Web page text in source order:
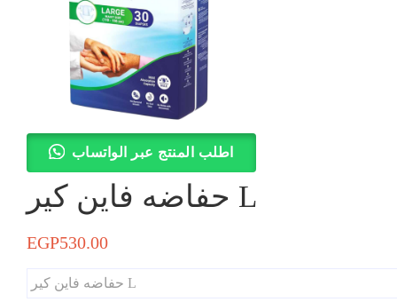
اطلب المنتج عبر الواتساب
حفاضه فاين كير L
EGP530.00
حفاضه فاين كير L